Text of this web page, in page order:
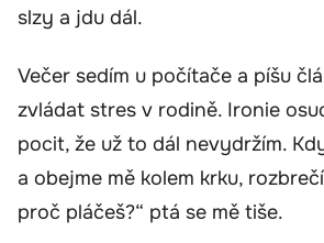
slzy a jdu dál.
Večer sedím u počítače a píšu
zvládat stres v rodině. Ironie
pocit, že už to dál nevydržím.
a obejme mě kolem krku,
proč pláčeš?“ ptá se mě tiše.